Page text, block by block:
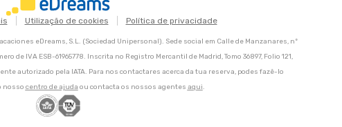
Utilização de cookies Política de privacidade
eDreams, S.L. (Sociedad Unipersonal). Sede social em Calle de Manzanares, nº
de IVA ESB-61965778. Inscrita no Registro Mercantil de Madrid, Tomo 36897, Folio 121,
autorizado pela IATA. Para nos contactares acerca da tua reserva, podes fazê-lo
nosso centro de ajuda ou contacta os nossos agentes aqui.